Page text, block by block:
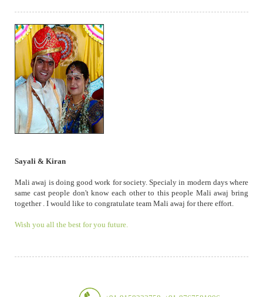
Sayali & Kiran
Mali awaj is doing good work for society. Specialy in modern days where
same cast people don't know each other to this people Mali awaj bring
together . I would like to congratulate team Mali awaj for there effort.
Wish you all the best for you future.